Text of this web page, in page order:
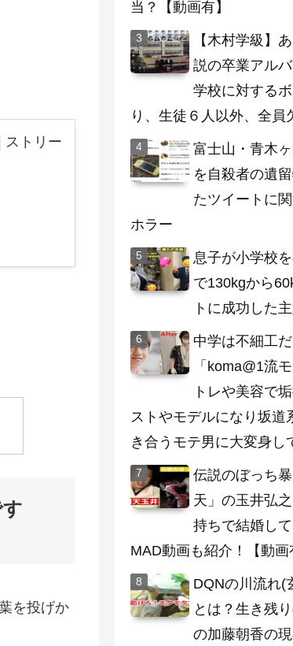
ストリー
を投げか
当？【動画有】
【木村学級】
説の卒業アル
学校に対する
り、生徒６人以外、全員
富士山・青木
を自殺者の遺
たツイートに
ホラー
息子が小学校
で130kgから
トに成功した
中学は不細工
「koma@1流
トレや美容で
ストやモデルになり坂道
き合うモテ男に大変身し
伝説のぼっち
天」の玉井弘
持ちで結婚し
MAD動画も紹介！【動画
DQNの川流れ(
とは？生き残
の加藤朝香の